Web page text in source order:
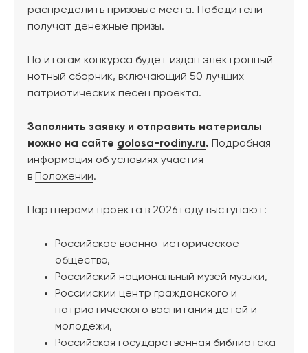
распределить призовые места. Победители
получат денежные призы.
По итогам конкурса будет издан электронный
нотный сборник, включающий 50 лучших
патриотических песен проекта.
Заполнить заявку и отправить материалы
можно на сайте golosa-rodiny.ru.
Подробная
информация об условиях участия –
в
Положении.
Партнерами проекта в 2026 году выступают:
Российское военно-историческое
общество,
Российский национальный музей музыки,
Российский центр гражданского и
патриотического воспитания детей и
молодежи,
Российская государственная библиотека